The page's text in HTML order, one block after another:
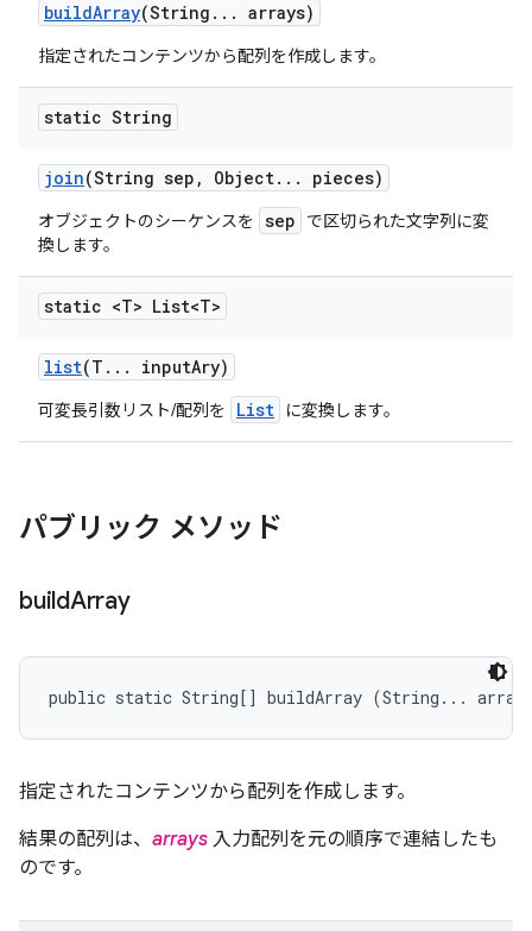
buildArray(String . . . arrays)
指定されたコンテンツから配列を作成します。
static String
join(String sep , Object. . . pieces)
オブジェクトのシーケンスを sep
で区切られた文字列に変
換します。
static <T> List<T>
list(T . . . inputAry)
可変長引数リスト/配列を List に変換します。
パブリック メソッド
buildArray
public static String[] buildArray (String...
指定されたコンテンツから配列を作成します。
結果の配列は、 arrays 入力配列を元の順序で連結したも
のです。